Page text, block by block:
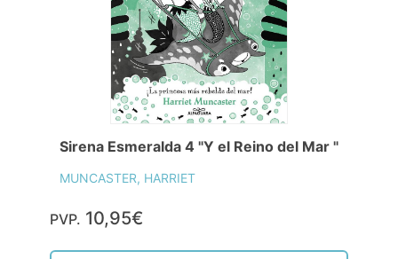
Sirena Esmeralda 4 "Y el Reino del Mar "
MUNCASTER, HARRIET
PVP. 10,95€